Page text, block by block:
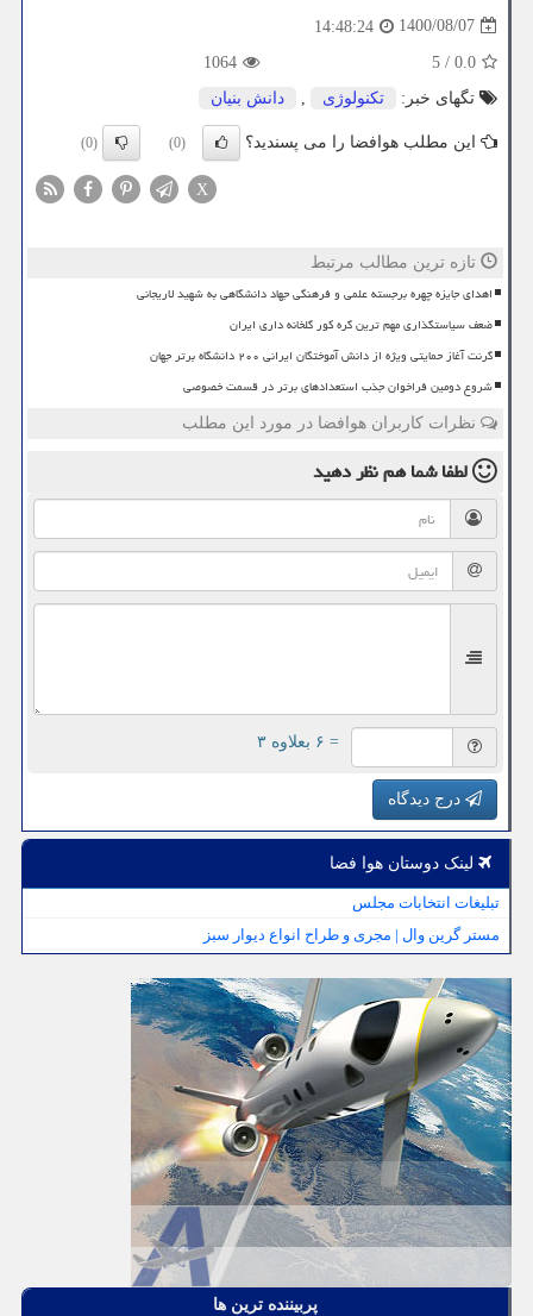
1400/08/07
14:48:24
0.0
/
5
1064
تگهای خبر:
تكنولوژی , دانش بنیان
این مطلب هوافضا را می پسندید؟ (0)
(0)
X
تازه ترین مطالب مرتبط
اهدای جایزه چهره برجسته علمی و فرهنگی جهاد دانشگاهی به شهید لاریجانی
ضعف سیاستگذاری مهم ترین گره کور گلخانه داری ایران
گرنت آغاز حمایتی ویژه از دانش آموختگان ایرانی ۲۰۰ دانشگاه برتر جهان
شروع دومین فراخوان جذب استعدادهای برتر در قسمت خصوصی
نظرات کاربران هوافضا در مورد این مطلب
لطفا شما همنظر دهید
= ۶ بعلاوه ۳
درج دیدگاه
لینک دوستان هوا فضا
تبلیغات انتخابات مجلس
مستر گرین وال | مجری و طراح انواع دیوار سبز
پربیننده ترین ها